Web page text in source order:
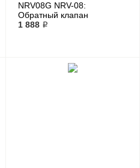
NRV08G NRV-08:
Обратный клапан
1 888 ₽